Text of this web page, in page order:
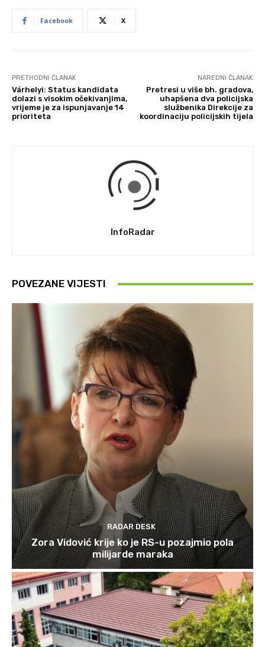
Facebook X
PRETHODNI ČLANAK
Várhelyi: Status kandidata
dolazi s visokim očekivanjima,
vrijeme je za ispunjavanje 14
prioriteta
NAREDNI ČLANAK
Pretresi u više bh. gradova,
uhapšena dva policijska
službenika Direkcije za
koordinaciju policijskih tijela
InfoRadar
POVEZANE VIJESTI
RADAR DESK
Zora Vidović krije ko je RS-u pozajmio pola
milijarde maraka